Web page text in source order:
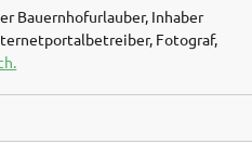
Bauernhofurlauber, Inhaber
Fotograf,